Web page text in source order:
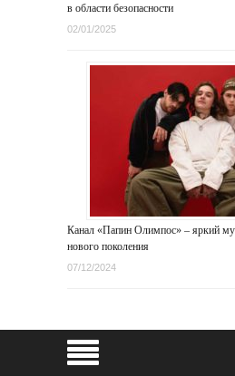
в области безопасности
02/01/2025
Канал «Папин Олимпос» – яркий
нового поколения
07/12/2024